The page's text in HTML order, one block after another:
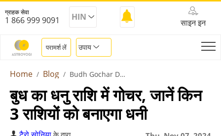
ग्राहक सेवा
1 866 999 9091 HIN
साइन इन
परामर्श लें उपाय
Home Blog Budh Gochar Dhanu Rashi 2024
बुध का धनु राशि में गोचर, जानें किन
3 राशियों को बनाएगा धनी